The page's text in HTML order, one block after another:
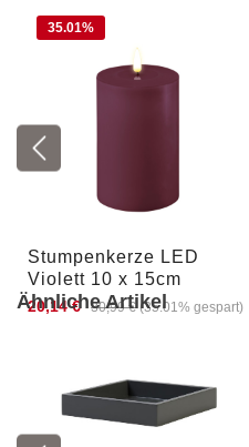
35.01%
Stumpenkerze LED
Violett 10 x 15cm
20,14 € 30,99 € (35.01% gespart)
Ähnliche Artikel